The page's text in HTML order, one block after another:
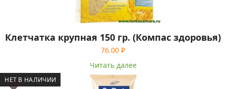
Клетчатка крупная 150 гр. (Компас здоровья)
76.00 ₽
Читать далее
НЕТ В НАЛИЧИИ